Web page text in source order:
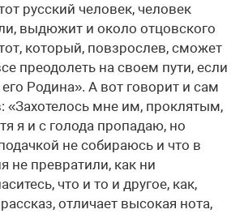
русский человек, человек
выдюжит и около отцовского
который, повзрослев, сможет
преодолеть на своем пути, если
Родина». А вот говорит и сам
«Захотелось мне им, проклятым,
я и с голода пропадаю, но
не собираюсь и что в
не превратили, как ни
что и то и другое, как,
отличает высокая нота,